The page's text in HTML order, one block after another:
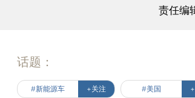
责任编
话题：
#新能源车 +关注 #美国